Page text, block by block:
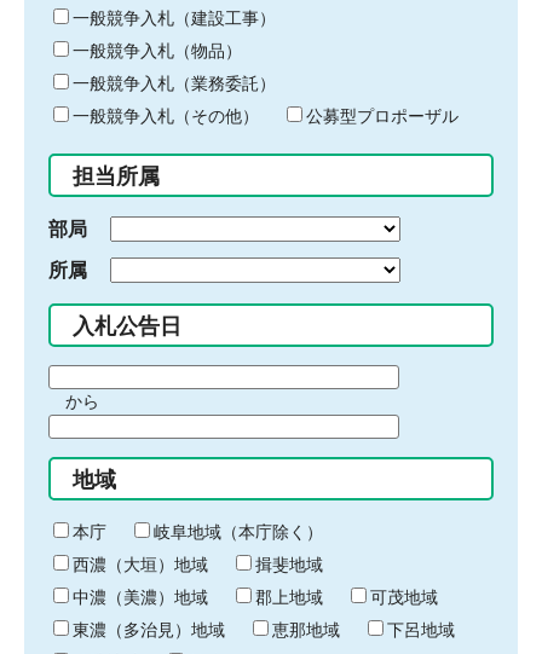
キ
ー
ワ
ー
ド
入
力
一般競争入札（建設工事）
一般競争入札（物品）
一般競争入札（業務委託）
一般競争入札（その他）
公募型プロポーザル
担当所属
部局
所属
入札公告日
間
始
り
から
間
終
わ
り
地域
本庁
岐阜地域（本庁除く）
西濃（大垣）地域
揖斐地域
中濃（美濃）地域
郡上地域
可茂地域
東濃（多治見）地域
恵那地域
下呂地域